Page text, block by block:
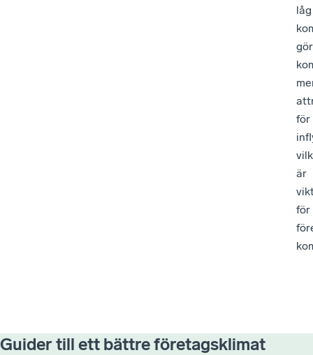
låg
gör
för
är
för
Guider till ett bättre företagsklimat